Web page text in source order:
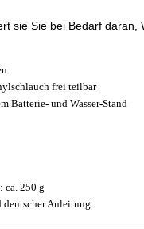
sie Sie bei Bedarf daran,
frei teilbar
Batterie- und Wasser-Stand
ca. 250 g
Anleitung